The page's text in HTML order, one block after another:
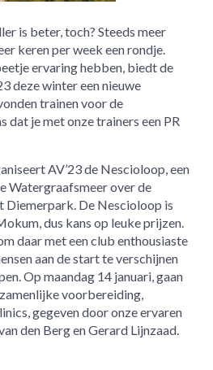
is beter, toch? Steeds meer
keren per week een rondje.
ervaring hebben, biedt de
deze winter een nieuwe
trainen voor de
dat je met onze trainers een PR
AV’23 de Nescioloop, een
Watergraafsmeer over de
Diemerpark. De Nescioloop is
dus kans op leuke prijzen.
daar met een club enthousiaste
aan de start te verschijnen
Op maandag 14 januari, gaan
voorbereiding,
gegeven door onze ervaren
den Berg en Gerard Lijnzaad.